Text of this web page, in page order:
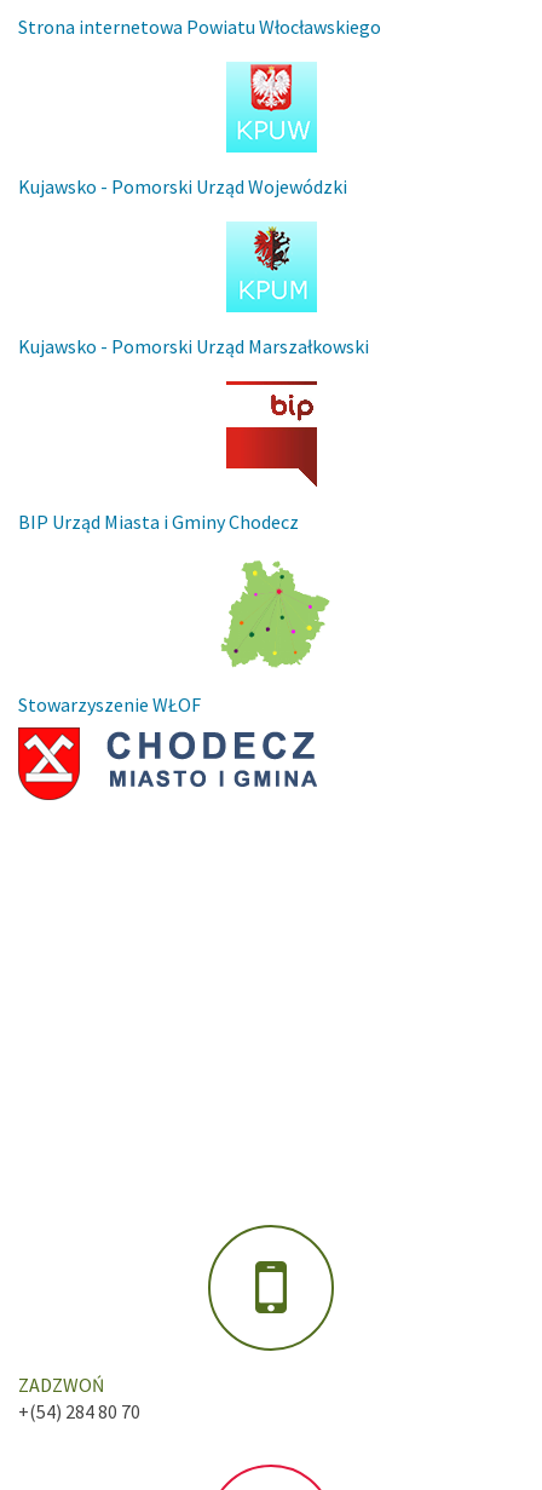
Strona internetowa Powiatu Włocławskiego
Kujawsko - Pomorski Urząd Wojewódzki
Kujawsko - Pomorski Urząd Marszałkowski
BIP Urząd Miasta i Gminy Chodecz
Stowarzyszenie WŁOF
ZADZWOŃ
+(54) 284 80 70